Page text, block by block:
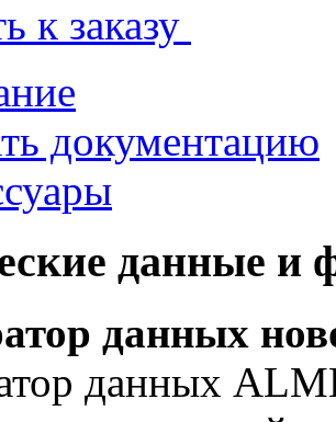
к заказу
документацию
данные и
данных
данных